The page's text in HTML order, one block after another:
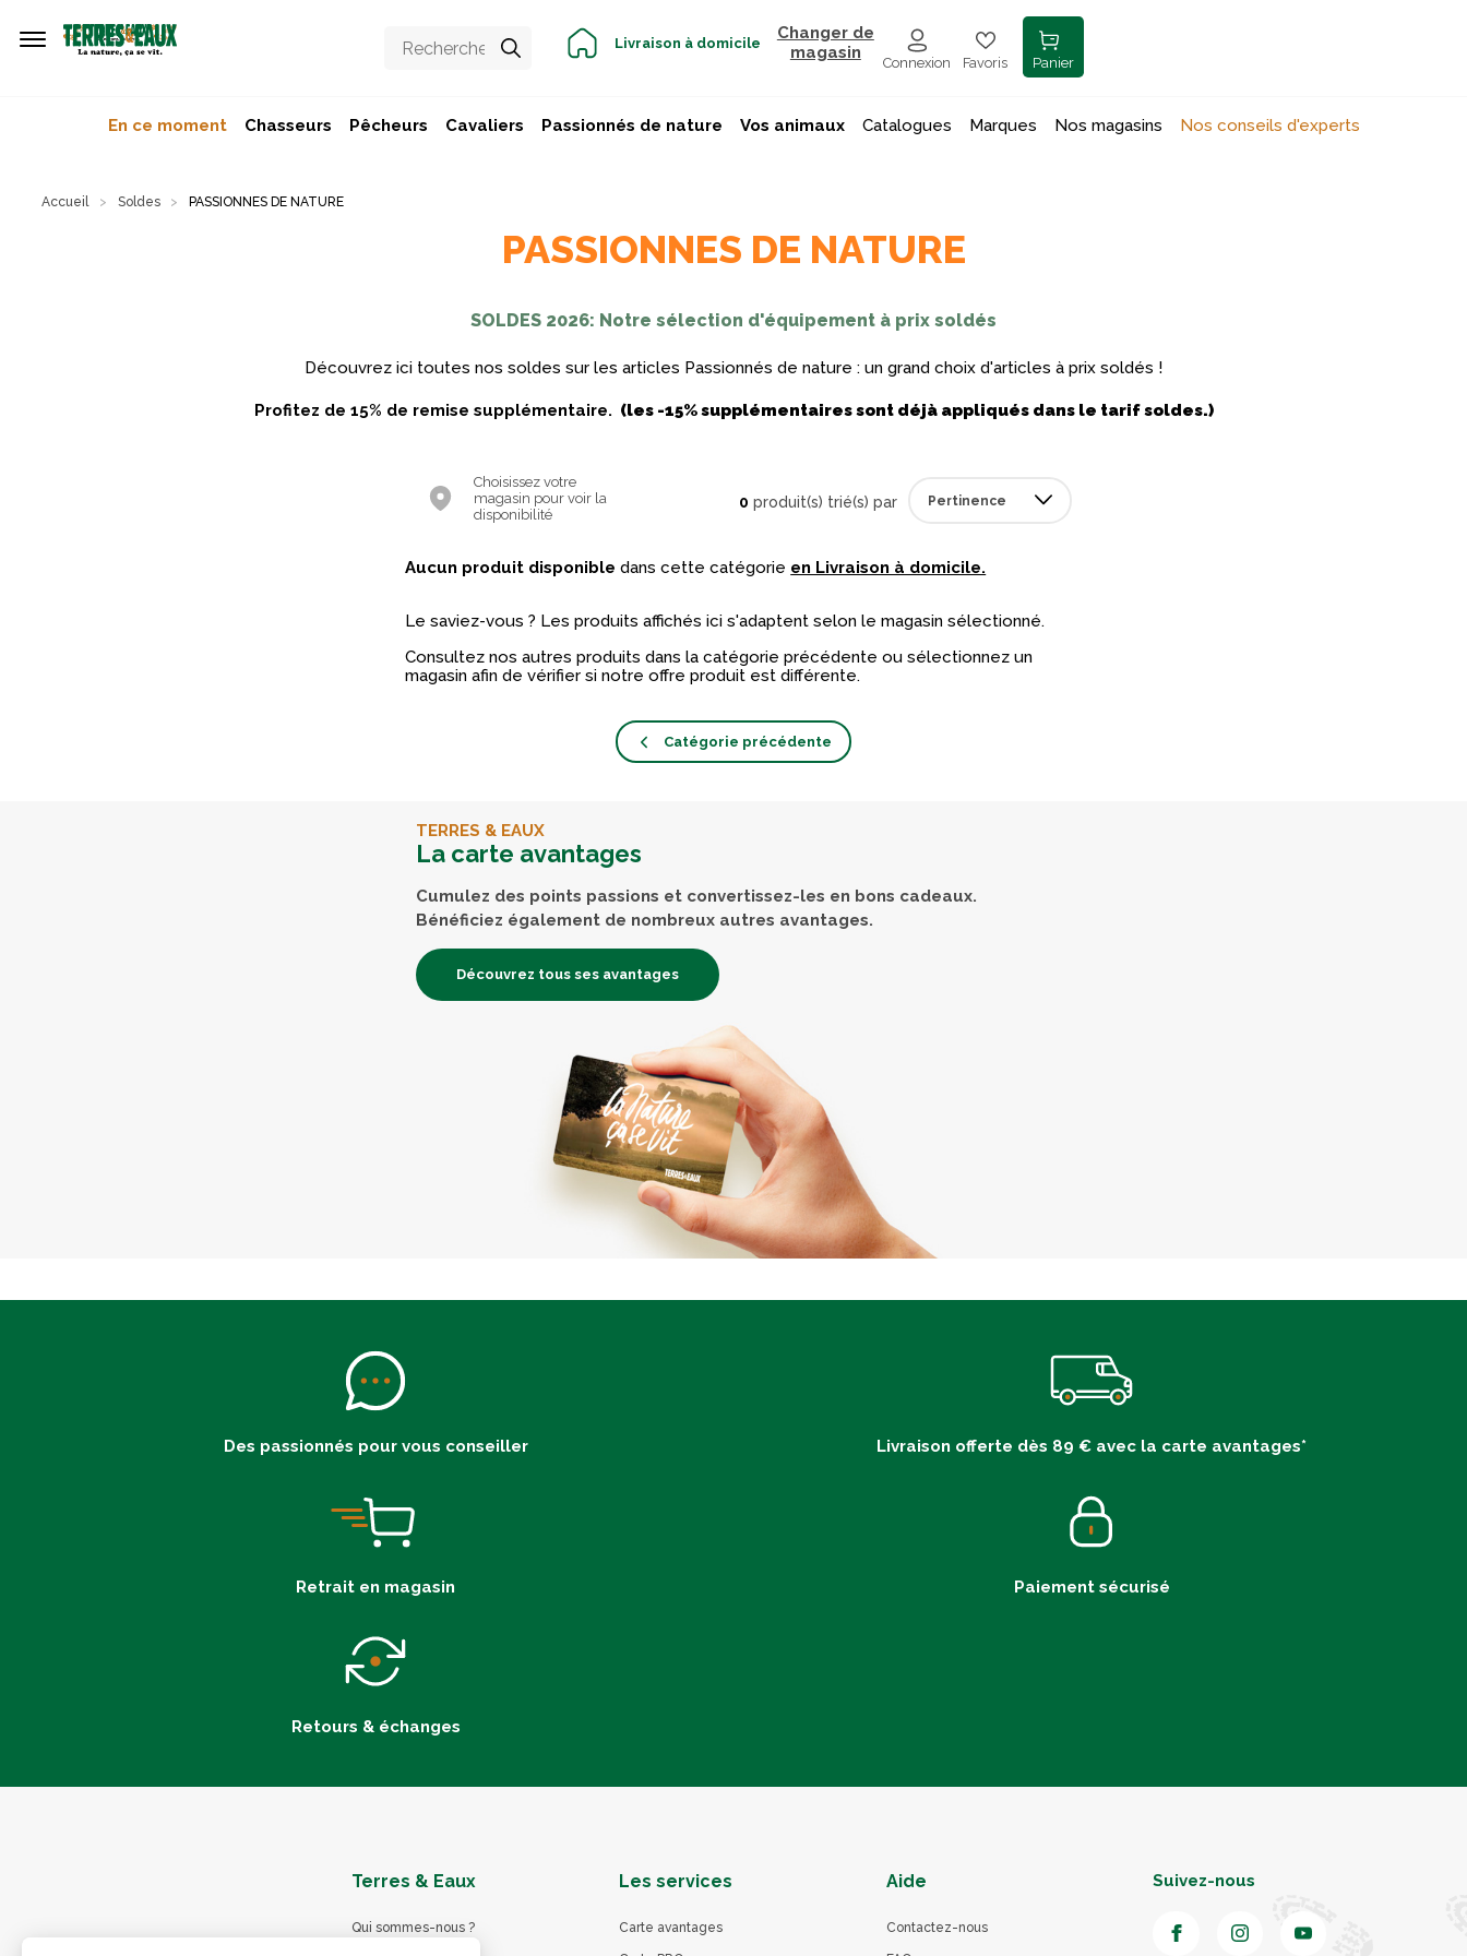
Livraison à domicile
Changer de
magasin
Connexion Favoris Panier
En ce moment Chasseurs Pêcheurs Cavaliers Passionnés de nature Vos animaux Catalogues Marques Nos magasins Nos conseils d'experts
Accueil Soldes PASSIONNES DE NATURE
PASSIONNES DE NATURE
SOLDES 2026: Notre sélection d'équipement à prix soldés
Découvrez ici toutes nos soldes sur les articles Passionnés de nature : un grand choix d'articles à prix soldés !
Profitez de 15% de remise supplémentaire. (les -15% supplémentaires sont déjà appliqués dans le tarif soldes.)
Choisissez votre
magasin pour voir la
disponibilité
0 produit(s) trié(s) par
Aucun produit disponible dans cette catégorie en Livraison à domicile.
Le saviez-vous ? Les produits affichés ici s'adaptent selon le magasin sélectionné.
Consultez nos autres produits dans la catégorie précédente ou sélectionnez un
magasin afin de vérifier si notre offre produit est différente.
Catégorie précédente
TERRES & EAUX
La carte avantages
Cumulez des points passions et convertissez-les en bons cadeaux.
Bénéficiez également de nombreux autres avantages.
Découvrez tous ses avantages
Des passionnés pour vous conseiller Livraison offerte dès 89 € avec la carte avantages*
Retrait en magasin Paiement sécurisé
Retours & échanges
Terres & Eaux
Qui sommes-nous ?
Les services
Carte avantages
Aide
Contactez-nous
Suivez-nous